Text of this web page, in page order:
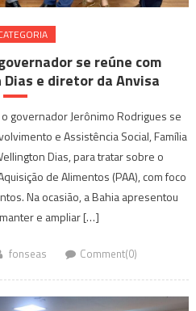
se reúne com
e diretor da Anvisa
governador Jerônimo Rodrigues se
e Assistência Social, Família
Dias, para tratar sobre o
de Alimentos (PAA), com foco
Na ocasião, a Bahia apresentou
e ampliar […]
fonseas Comment(0)